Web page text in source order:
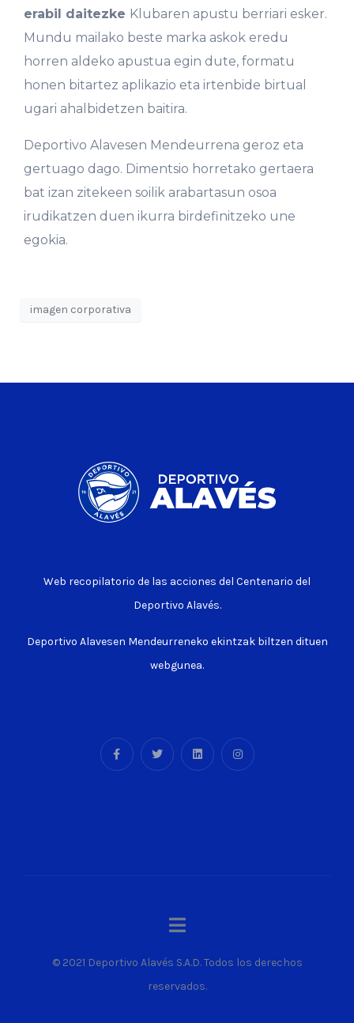
erabil daitezke Klubaren apustu berriari esker.
Mundu mailako beste marka askok eredu
horren aldeko apustua egin dute, formatu
honen bitartez aplikazio eta irtenbide birtual
ugari ahalbidetzen baitira.
Deportivo Alavesen Mendeurrena geroz eta
gertuago dago. Dimentsio horretako gertaera
bat izan zitekeen soilik arabartasun osoa
irudikatzen duen ikurra birdefinitzeko une
egokia.
imagen corporativa
Web recopilatorio de las acciones del Centenario del
Deportivo Alavés.
Deportivo Alavesen Mendeurreneko ekintzak biltzen dituen
webgunea.
© 2021 Deportivo Alavés S.A.D. Todos los derechos
reservados.